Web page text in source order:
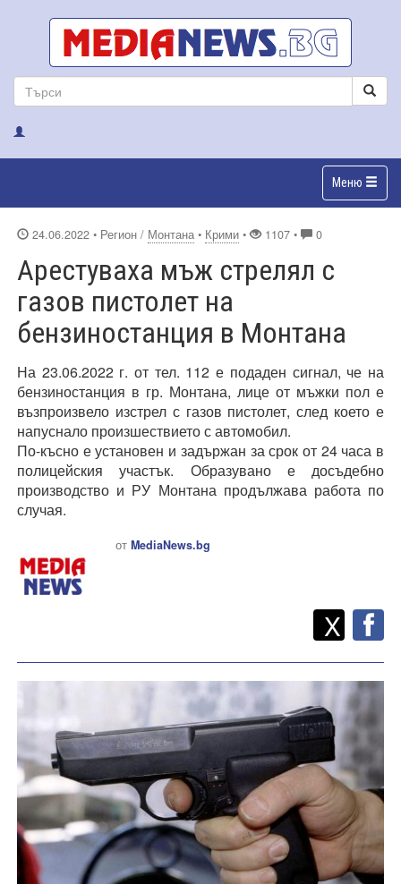
Меню
24.06.2022 • Регион / Монтана • Крими • 1107 • 0
Арестуваха мъж стрелял с
газов пистолет на
бензиностанция в Монтана
На 23.06.2022 г. от тел. 112 е подаден сигнал, че на
бензиностанция в гр. Монтана, лице от мъжки пол е
възпроизвело изстрел с газов пистолет, след което е
напуснало произшествието с автомобил.
По-късно е установен и задържан за срок от 24 часа в
полицейския участък. Образувано е досъдебно
производство и РУ Монтана продължава работа по
случая.
от MediaNews.bg
Споделете
X